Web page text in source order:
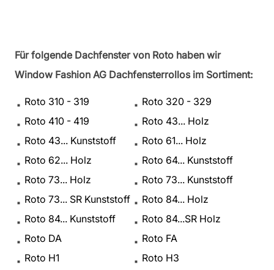
Für folgende Dachfenster von Roto haben wir
Window Fashion AG Dachfensterrollos im Sortiment:
Roto 310 - 319
Roto 320 - 329
Roto 410 - 419
Roto 43... Holz
Roto 43... Kunststoff
Roto 61... Holz
Roto 62... Holz
Roto 64... Kunststoff
Roto 73... Holz
Roto 73... Kunststoff
Roto 73... SR Kunststoff
Roto 84... Holz
Roto 84... Kunststoff
Roto 84...SR Holz
Roto DA
Roto FA
Roto H1
Roto H3